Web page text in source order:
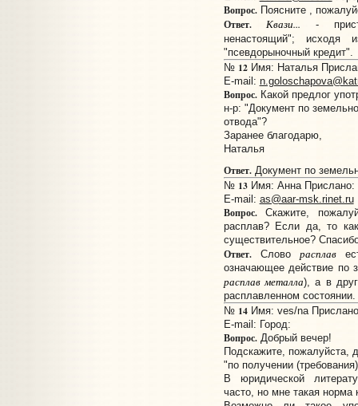
Вопрос.Поясните ,
Ответ. Квази... -
ненастоящий"; исходя
"псевдорыночный кредит".
№ 12Имя: Наталья
E-mail:
Вопрос.Какой предлог
н-р: "Документ по
отвода"?
Заранее благодарю,
Наталья
Ответ.Документ по
№ 13Имя: Анна Прислано:
E-mail: as@aar-msk.rinet.ru
Вопрос.Скажите,
расплав? Если да, то
существительное?
Ответ.Слово расплав
означающее действие по
расплав металла), а в
расплавленном состоянии.
№ 14Имя: ves/na
E-mail: Город:
Вопрос.Добрый вечер!
Подскажите, пожалуйста,
"по получении
В юридической
часто, но мне такая норма